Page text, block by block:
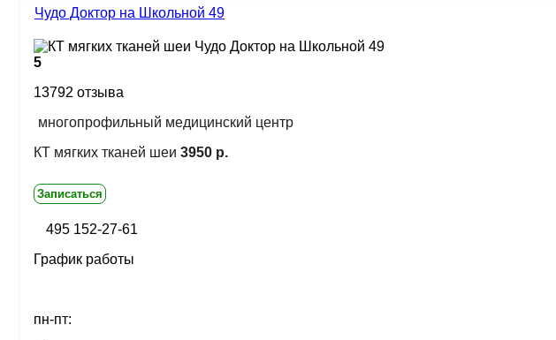
Чудо Доктор на Школьной 49
5
13792 отзыва
многопрофильный медицинский центр
КТ мягких тканей шеи 3950 р.
Записаться
495 152-27-61
График работы
пн-пт: